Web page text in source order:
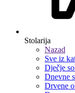
Stolarija
Nazad
Sve iz
Dječje
Dnevne
Drvene